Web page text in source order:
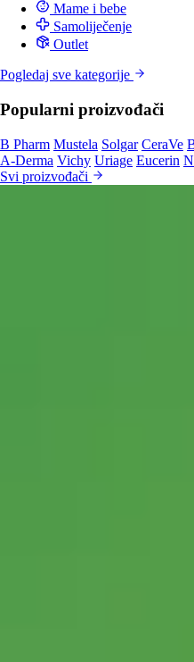
Mame i bebe
Samoliječenje
Outlet
Pogledaj sve kategorije
Popularni proizvođači
B Pharm Mustela Solgar CeraVe
A-Derma Vichy Uriage Eucerin
Svi proizvođači